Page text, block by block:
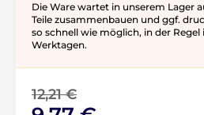
Die Ware wartet in unserem Lager
Teile zusammenbauen und ggf.
so schnell wie möglich, in der
Werktagen.
12,21 €